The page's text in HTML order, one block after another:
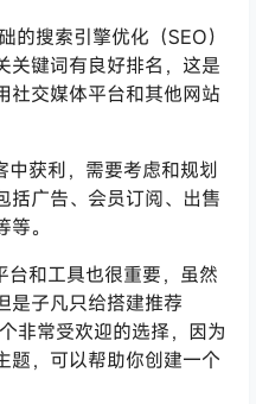
的搜索引擎优化（SEO）
关键词有良好排名，这是
社交媒体平台和其他网站
中获利，需要考虑和规划
括广告、会员订阅、出售
。
台和工具也很重要，虽然
是子凡只给搭建推荐
非常受欢迎的选择，因为
题，可以帮助你创建一个